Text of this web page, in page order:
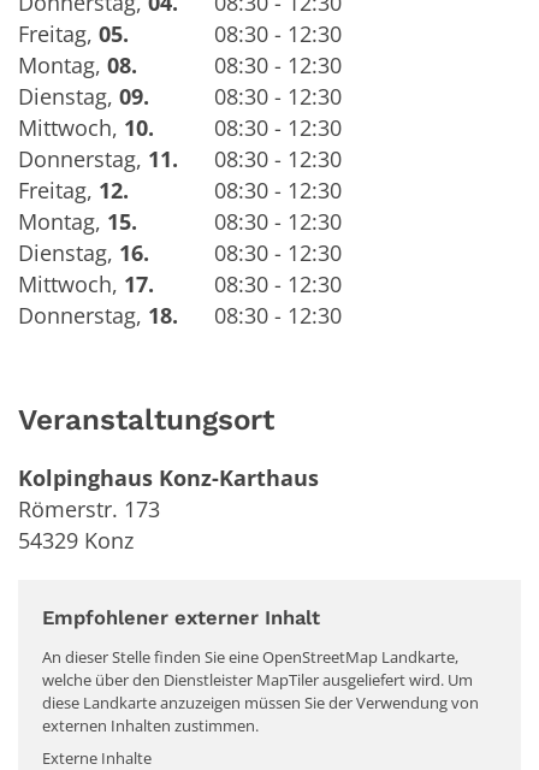
Freitag, 05.
08:30 - 12:30
Montag, 08.
08:30 - 12:30
Dienstag, 09.
08:30 - 12:30
Mittwoch, 10.
08:30 - 12:30
Donnerstag, 11.
08:30 - 12:30
Freitag, 12.
08:30 - 12:30
Montag, 15.
08:30 - 12:30
Dienstag, 16.
08:30 - 12:30
Mittwoch, 17.
08:30 - 12:30
Donnerstag, 18. 08:30 - 12:30
Veranstaltungsort
Kolpinghaus Konz-Karthaus
Römerstr. 173
54329 Konz
Empfohlener externer Inhalt
An dieser Stelle finden Sie eine OpenStreetMap Landkarte,
welche über den Dienstleister MapTiler ausgeliefert wird. Um
diese Landkarte anzuzeigen müssen Sie der Verwendung von
externen Inhalten zustimmen.
Externe Inhalte